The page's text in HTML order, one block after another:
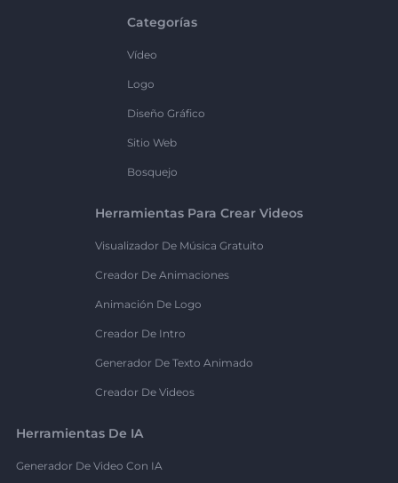
Categorías
Vídeo
Logo
Diseño Gráfico
Sitio Web
Bosquejo
Herramientas Para Crear Videos
Visualizador De Música Gratuito
Creador De Animaciones
Animación De Logo
Creador De Intro
Generador De Texto Animado
Creador De Videos
Herramientas De IA
Generador De Video Con IA